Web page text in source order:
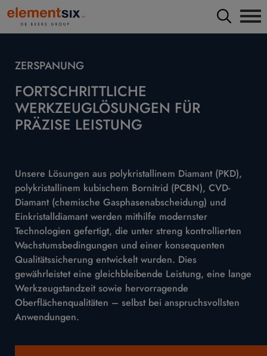
ZERSPANUNG
FORTSCHRITTLICHE
WERKZEUGLÖSUNGEN FÜR
PRÄZISE LEISTUNG
Unsere Lösungen aus polykristallinem Diamant (PKD),
polykristallinem kubischem Bornitrid (PCBN), CVD-
Diamant (chemische Gasphasenabscheidung) und
Einkristalldiamant werden mithilfe modernster
Technologien gefertigt, die unter streng kontrollierten
Wachstumsbedingungen und einer konsequenten
Qualitätssicherung entwickelt wurden. Dies
gewährleistet eine gleichbleibende Leistung, eine lange
Werkzeugstandzeit sowie hervorragende
Oberflächenqualitäten – selbst bei anspruchsvollsten
Anwendungen.